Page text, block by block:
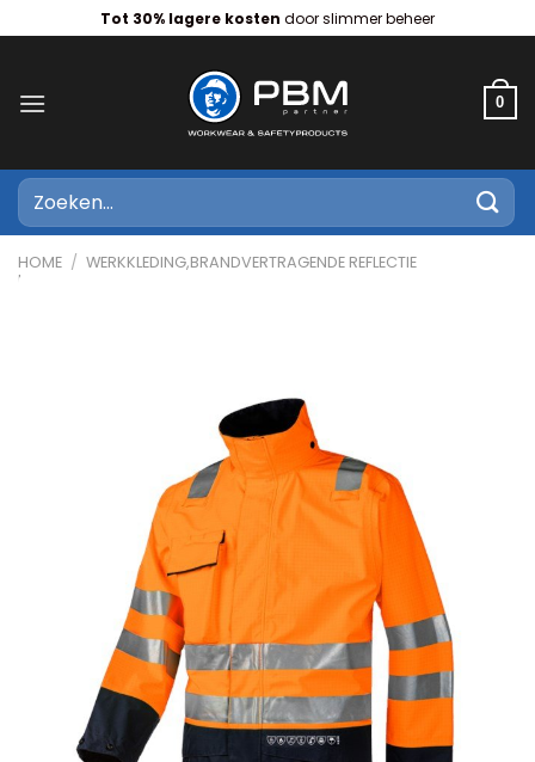
naar
Tot 30% lagere kosten door slimmer beheer
0
Zoeken
naar:
HOME / WERKKLEDING,BRANDVERTRAGENDE REFLECTIE
KLEDING,BRANDVERTRAGENDE REFLECTIE JASSEN